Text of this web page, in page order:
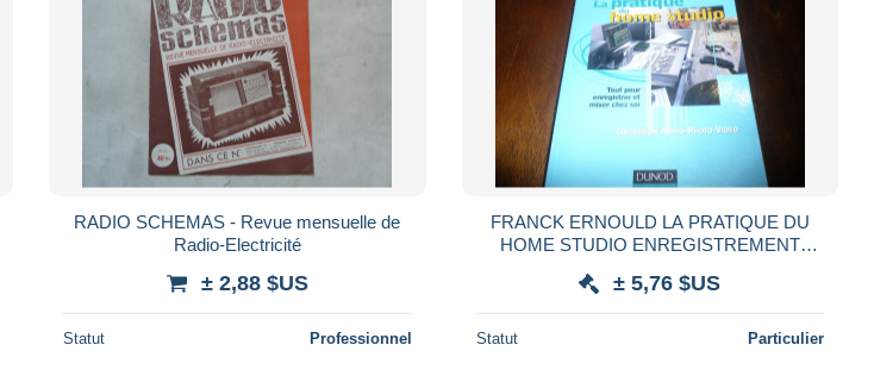
RADIO SCHEMAS - Revue mensuelle de
Radio-Electricité
± 2,88 $US
Statut Professionnel
FRANCK ERNOULD LA PRATIQUE DU
HOME STUDIO ENREGISTREMENT
± 5,76 $US
Statut Particulier